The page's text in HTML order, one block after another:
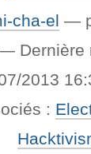
cha-el —
Dernière
2013
: